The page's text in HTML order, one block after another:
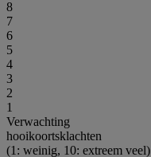
8
7
6
5
4
3
2
1
Verwachting
hooikoortsklachten
(1: weinig, 10: extreem veel)